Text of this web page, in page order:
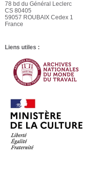
78 bd du Général Leclerc
CS 80405
59057 ROUBAIX Cedex 1
France
Liens utiles :